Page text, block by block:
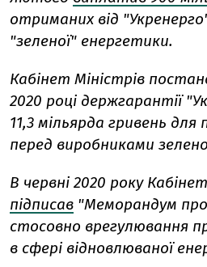
отриманих від
"зеленої" енергетики.
Кабінет Міністрів
2020 році держгарантії
11,3 мільярда гривень для
перед виробниками
В червні 2020 року
підписав "Меморандум
стосовно врегулювання
в сфері відновлюваної